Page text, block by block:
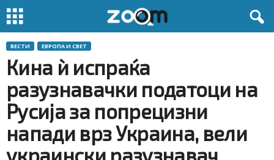
ВЕСТИ ЕВРОПА И СВЕТ
Кина ѝ испраќа
разузнавачки податоци на
Русија за попрецизни
напади врз Украина, вели
украински разузнавач